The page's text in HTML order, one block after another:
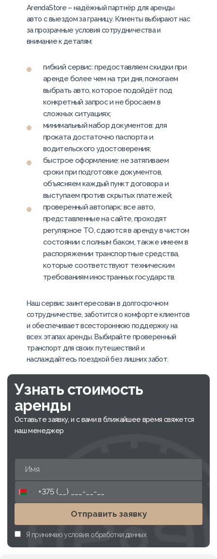
ArendaStore – надёжный партнёр для аренды
авто с выездом за границу. Клиенты выбирают нас
за прозрачные условия сотрудничества и
внимание к деталям:
гибкий сервис: предоставляем скидки при
аренде более чем на три дня, помогаем
выбрать авто, которое подойдёт под
конкретный запрос и не бросаем в
сложных ситуациях;
минимальный набор документов: для
проката достаточно паспорта и
водительского удостоверения;
быстрое оформление: не затягиваем
сроки при подготовке документов,
объясняем каждый пункт договора и
выступаем против скрытых платежей;
проверенный автопарк: все авто,
представленные на сайте, проходят
регулярное ТО, сдаются в аренду в чистом
состоянии с полным баком, также имеем в
распоряжении транспортные средства,
которые соответствуют техническим
требованиям иностранных государств.
Наш сервис заинтересован в долгосрочном
сотрудничестве, заботится о комфорте клиентов
и обеспечивает всестороннюю поддержку на
всех этапах аренды. Выбирайте проверенный
транспорт для своих путешествий и
наслаждайтесь поездкой без лишних забот.
Узнать стоимость
аренды
Оставьте заявку, и с вами в ближайшее время свяжется
наш менеджер
Belarus
+375
Отправить заявку
Я принимаю условия обработки данных